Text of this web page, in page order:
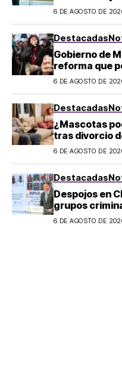
¿a quién
6 DE AGOSTO DE
Destacadas
Gobierno de
reforma que
extranjeros
6 DE AGOSTO DE
Destacadas
¿Mascotas
tras divorcio
6 DE AGOSTO DE
Destacadas
Despojos en
grupos
6 DE AGOSTO DE